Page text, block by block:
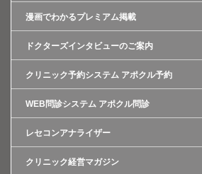
漫画でわかるプレミアム掲載
ドクターズインタビューのご案内
クリニック予約システム アポクル予約
WEB問診システム アポクル問診
レセコンアナライザー
クリニック経営マガジン